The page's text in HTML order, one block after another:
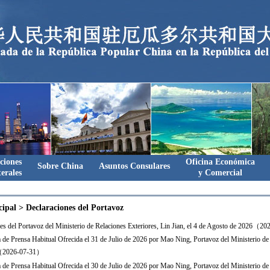
Sobre China Asuntos Consulares
Oficina Económica
y Comercial
> Declaraciones del Portavoz
del Portavoz del Ministerio de Relaciones Exteriores, Lin Jian, el 4 de Agosto de 2026（
de Prensa Habitual Ofrecida el 31 de Julio de 2026 por Mao Ning, Portavoz del Ministerio de
07-31）
de Prensa Habitual Ofrecida el 30 de Julio de 2026 por Mao Ning, Portavoz del Ministerio de